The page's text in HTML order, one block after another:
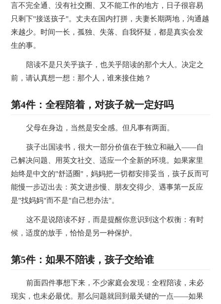
言不完全通、没有社交圈、又不能工作的地方，日子很容易
只剩下"接送孩子"。丈夫在国内打拼，夫妻长期两地，沟通越
来越少。时间一长，孤独、失落、自我怀疑，都是真实会发
生的事。
陪读不是只关乎孩子，也关乎陪读的那个大人。决定之
前，请认真想一想：那个人，谁来接住她？
第4件：全程陪着，对孩子就一定好吗
父母在身边，当然是安全感。但凡事有两面。
孩子出国读书，很大一部分价值在于独立和融入——自
己解决问题、用英文社交、适应一个全新的环境。如果家里
始终是中文的"舒适圈"，妈妈把一切都安排妥当，孩子反而可
能慢一步迈出去：英文进步慢、朋友交得少、遇事第一反应
是"找妈妈"而不是"自己想办法"。
这不是说陪读不好，而是提醒你意识到这个权衡：有时
候，适度的放手，恰恰是另一种保护。
第5件：如果不陪读，孩子交给谁
前面四件事想下来，不少家庭会发现：全程陪读，未必
现实，也未必最优。那么问题就回到最关键的一点——如果